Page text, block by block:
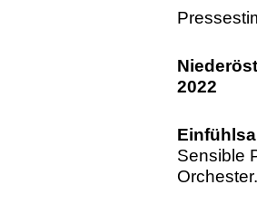
2022
Sensible
Orchester.